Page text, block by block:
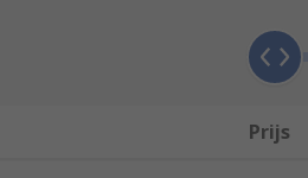
system whilst the
means operating
Prijs